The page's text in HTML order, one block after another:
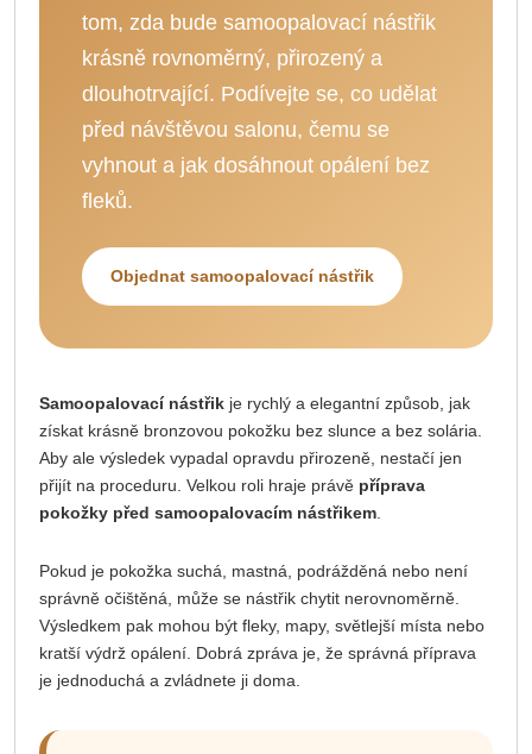
tom, zda bude samoopalovací nástřik
krásně rovnoměrný, přirozený a
dlouhotrvající. Podívejte se, co udělat
před návštěvou salonu, čemu se
vyhnout a jak dosáhnout opálení bez
fleků.
Objednat samoopalovací nástřik
Samoopalovací nástřik je rychlý a elegantní způsob, jak
získat krásně bronzovou pokožku bez slunce a bez solária.
Aby ale výsledek vypadal opravdu přirozeně, nestačí jen
přijít na proceduru. Velkou roli hraje právě příprava
pokožky před samoopalovacím nástřikem
Pokud je pokožka suchá, mastná, podrážděná nebo není
správně očištěná, může se nástřik chytit nerovnoměrně.
Výsledkem pak mohou být fleky, mapy, světlejší místa nebo
kratší výdrž opálení. Dobrá zpráva je, že správná příprava
je jednoduchá a zvládnete ji doma.